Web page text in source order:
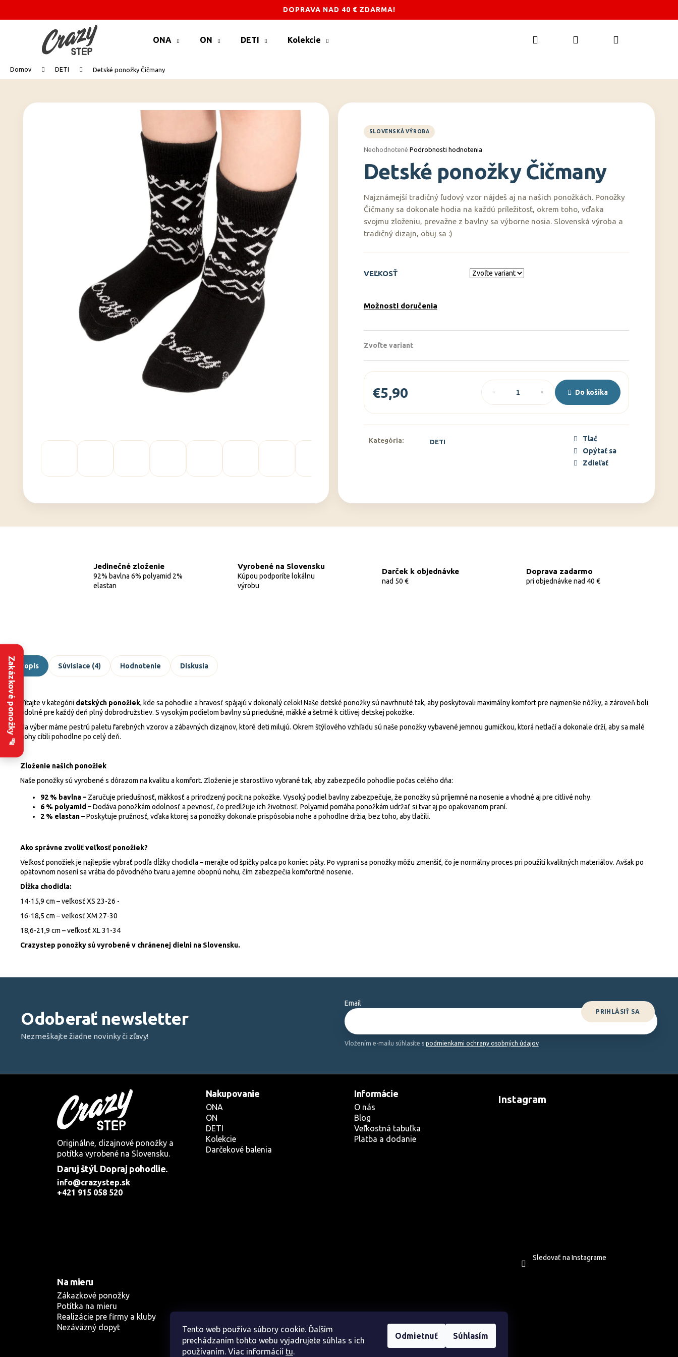
DOPRAVA NAD 40 € ZDARMA!
Zakázkové ponožky 🧦
Tento web používa súbory cookie. Ďalším
prechádzaním tohto webu vyjadrujete súhlas s ich
používaním. Viac informácií tu.
Odmietnuť Súhlasím
ONA ON DETI Kolekcie Hľadať PrihlásenieNákupný
košík
Domov DETI Detské ponožky Čičmany
Priemerné
produktu
je
5
hviezdičiek.
Neohodnotené Podrobnosti hodnotenia
Detské ponožky Čičmany
Najznámejší tradičný ľudový vzor nájdeš aj na našich ponožkách. Ponožky
Čičmany sa dokonale hodia na každú príležitosť, okrem toho, vďaka
svojmu zloženiu, prevažne z bavlny sa výborne nosia. Slovenská výroba a
tradičný dizajn, obuj sa :)
VEĽKOSŤ
Možnosti doručenia
Zvoľte variant
€5,90
cena:
Do košíka
Kategória: DETI
Tlač
Opýtať sa
Zdieľať
Jedinečné zloženie
92% bavlna 6% polyamid 2%
elastan
Vyrobené na Slovensku
Kúpou podporíte lokálnu
výrobu
Darček k objednávke
nad 50 €
Doprava zadarmo
pri objednávke nad 40 €
Popis Súvisiace (4) Hodnotenie Diskusia
Vitajte v kategórii detských ponožiek, kde sa pohodlie a hravosť spájajú v dokonalý celok! Naše detské ponožky sú navrhnuté tak, aby poskytovali maximálny komfort pre najmenšie nôžky, a zároveň boli
odolné pre každý deň plný dobrodružstiev. S vysokým podielom bavlny sú priedušné, mäkké a šetrné k citlivej detskej pokožke.
Na výber máme pestrú paletu farebných vzorov a zábavných dizajnov, ktoré deti milujú. Okrem štýlového vzhľadu sú naše ponožky vybavené jemnou gumičkou, ktorá netlačí a dokonale drží, aby sa malé
nohy cítili pohodlne po celý deň.
Zloženie našich ponožiek
Naše ponožky sú vyrobené s dôrazom na kvalitu a komfort. Zloženie je starostlivo vybrané tak, aby zabezpečilo pohodlie počas celého dňa:
92 % bavlna – Zaručuje priedušnosť, mäkkosť a prirodzený pocit na pokožke. Vysoký podiel bavlny zabezpečuje, že ponožky sú príjemné na nosenie a vhodné aj pre citlivé nohy.
6 % polyamid –Dodáva ponožkám odolnosť a pevnosť, čo predlžuje ich životnosť. Polyamid pomáha ponožkám udržať si tvar aj po opakovanom praní.
2 % elastan –Poskytuje pružnosť, vďaka ktorej sa ponožky dokonale prispôsobia nohe a pohodlne držia, bez toho, aby tlačili.
Ako správne zvoliť veľkosť ponožiek?
Veľkosť ponožiek je najlepšie vybrať podľa dĺžky chodidla – merajte od špičky palca po koniec päty. Po vypraní sa ponožky môžu zmenšiť, čo je normálny proces pri použití kvalitných materiálov. Avšak po
opätovnom nosení sa vrátia do pôvodného tvaru a jemne obopnú nohu, čím zabezpečia komfortné nosenie.
Dĺžka chodidla:
14-15,9 cm – veľkosť XS 23-26 -
16-18,5 cm – veľkosť XM 27-30
18,6-21,9 cm – veľkosť XL 31-34
Crazystep ponožky sú vyrobené v chránenej dielni na Slovensku.
o
obchodu
obchodu
Odporúčame
Odoberať newsletter
Nezmeškajte žiadne novinky či zľavy!
Email
Vložením e-mailu súhlasíte s podmienkami ochrany osobných údajov
PRIHLÁSIŤ SA
Originálne, dizajnové ponožky a
potítka vyrobené na Slovensku.
Daruj štýl. Dopraj pohodlie.
info@crazystep.sk
+421 915 058 520
Nakupovanie
ONA
ON
DETI
Kolekcie
Darčekové balenia
Informácie
O nás
Blog
Veľkostná tabuľka
Platba a dodanie
Instagram
Sledovať na Instagrame
Na mieru
Zákazkové ponožky
Potítka na mieru
Realizácie pre firmy a kluby
Nezáväzný dopyt